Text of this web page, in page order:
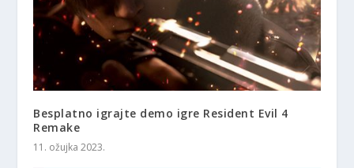
Besplatno igrajte demo igre Resident Evil 4
Remake
11. ožujka 2023.